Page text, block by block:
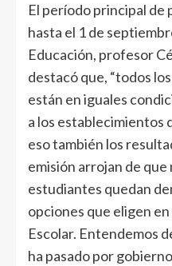
El período principal de
hasta el 1 de
Educación, profesor
destacó que, “todos
están en iguales
a los establecimientos
eso también los
emisión arrojan de que
estudiantes quedan
opciones que eligen
Escolar. Entendemos
ha pasado por